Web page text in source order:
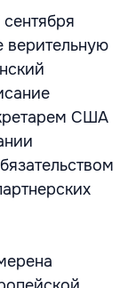
верительную
США